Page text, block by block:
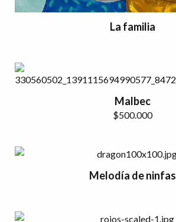
La familia
Malbec
$500.000
Melodía de ninfas